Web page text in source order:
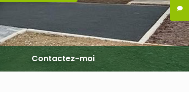
Contactez-moi